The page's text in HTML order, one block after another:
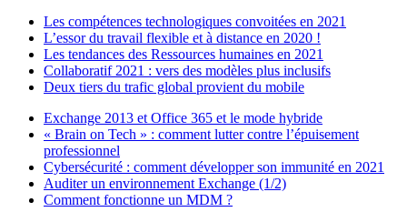
Les compétences technologiques convoitées en 2021
L’essor du travail flexible et à distance en 2020 !
Les tendances des Ressources humaines en 2021
Collaboratif 2021 : vers des modèles plus inclusifs
Deux tiers du trafic global provient du mobile
Exchange 2013 et Office 365 et le mode hybride
« Brain on Tech » : comment lutter contre l’épuisement
professionnel
Cybersécurité : comment développer son immunité en 2021
Auditer un environnement Exchange (1/2)
Comment fonctionne un MDM ?